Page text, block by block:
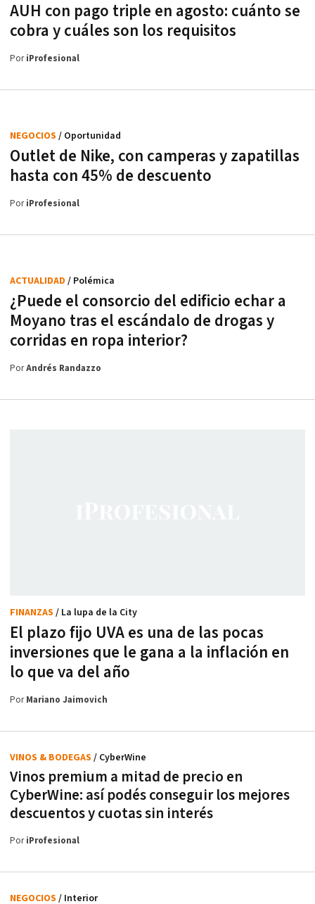
AUH con pago triple en agosto: cuánto se
cobra y cuáles son los requisitos
PoriProfesional
Outlet de Nike, con camperas y zapatillas
hasta con 45% de descuento
NEGOCIOS / Oportunidad
PoriProfesional
¿Puede el consorcio del edificio echar a
Moyano tras el escándalo de drogas y
corridas en ropa interior?
ACTUALIDAD / Polémica
PorAndrés Randazzo
El plazo fijo UVA es una de las pocas
inversiones que le gana a la inflación en
lo que va del año
FINANZAS / La lupa de la City
PorMariano Jaimovich
Vinos premium a mitad de precio en
CyberWine: así podés conseguir los mejores
descuentos y cuotas sin interés
VINOS & BODEGAS / CyberWine
PoriProfesional
NEGOCIOS / Interior